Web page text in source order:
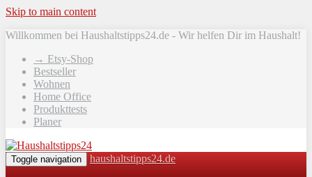
Skip to main content
Willkommen bei Haushaltstipps24.de - Wir helfen Dir im Haushalt!
→ Etsy-Shop
Bestseller
Wohnen
Home Office
Produkttests
Planer
Toggle navigation haushaltstipps24.de